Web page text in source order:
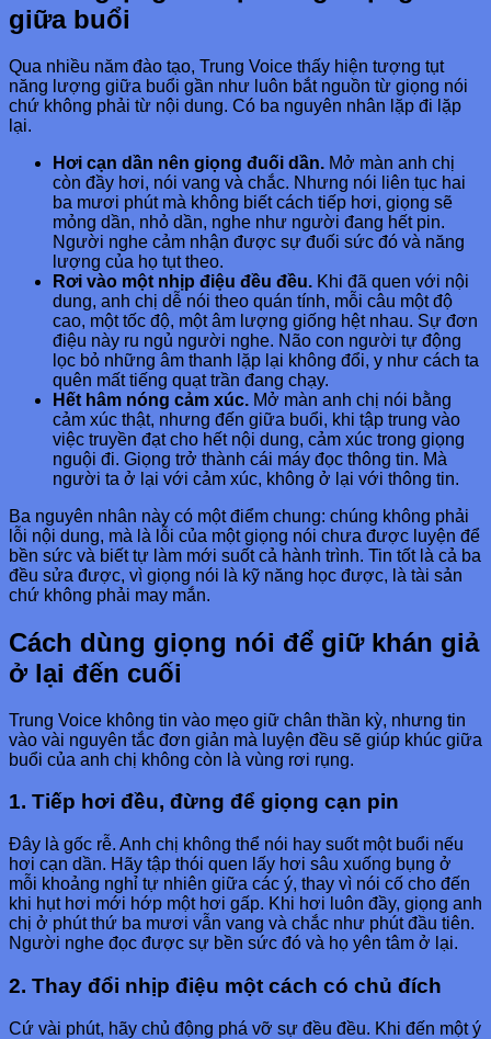
giữa buổi
Qua nhiều năm đào tạo, Trung Voice thấy hiện tượng tụt
năng lượng giữa buổi gần như luôn bắt nguồn từ giọng nói
chứ không phải từ nội dung. Có ba nguyên nhân lặp đi lặp
lại.
Hơi cạn dần nên giọng đuối dần. Mở màn anh chị
còn đầy hơi, nói vang và chắc. Nhưng nói liên tục hai
ba mươi phút mà không biết cách tiếp hơi, giọng sẽ
mỏng dần, nhỏ dần, nghe như người đang hết pin.
Người nghe cảm nhận được sự đuối sức đó và năng
lượng của họ tụt theo.
Rơi vào một nhịp điệu đều đều. Khi đã quen với nội
dung, anh chị dễ nói theo quán tính, mỗi câu một độ
cao, một tốc độ, một âm lượng giống hệt nhau. Sự đơn
điệu này ru ngủ người nghe. Não con người tự động
lọc bỏ những âm thanh lặp lại không đổi, y như cách ta
quên mất tiếng quạt trần đang chạy.
Hết hâm nóng cảm xúc. Mở màn anh chị nói bằng
cảm xúc thật, nhưng đến giữa buổi, khi tập trung vào
việc truyền đạt cho hết nội dung, cảm xúc trong giọng
nguội đi. Giọng trở thành cái máy đọc thông tin. Mà
người ta ở lại với cảm xúc, không ở lại với thông tin.
Ba nguyên nhân này có một điểm chung: chúng không phải
lỗi nội dung, mà là lỗi của một giọng nói chưa được luyện để
bền sức và biết tự làm mới suốt cả hành trình. Tin tốt là cả ba
đều sửa được, vì giọng nói là kỹ năng học được, là tài sản
chứ không phải may mắn.
Cách dùng giọng nói để giữ khán giả
ở lại đến cuối
Trung Voice không tin vào mẹo giữ chân thần kỳ, nhưng tin
vào vài nguyên tắc đơn giản mà luyện đều sẽ giúp khúc giữa
buổi của anh chị không còn là vùng rơi rụng.
1. Tiếp hơi đều, đừng để giọng cạn pin
Đây là gốc rễ. Anh chị không thể nói hay suốt một buổi nếu
hơi cạn dần. Hãy tập thói quen lấy hơi sâu xuống bụng ở
mỗi khoảng nghỉ tự nhiên giữa các ý, thay vì nói cố cho đến
khi hụt hơi mới hớp một hơi gấp. Khi hơi luôn đầy, giọng anh
chị ở phút thứ ba mươi vẫn vang và chắc như phút đầu tiên.
Người nghe đọc được sự bền sức đó và họ yên tâm ở lại.
2. Thay đổi nhịp điệu một cách có chủ đích
Cứ vài phút, hãy chủ động phá vỡ sự đều đều. Khi đến một ý